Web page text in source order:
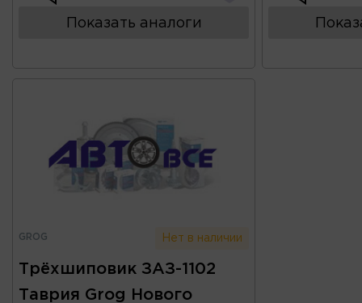
Показать аналоги
GROG Нет в наличии
Трёхшиповик ЗАЗ-1102
Таврия Grog Нового